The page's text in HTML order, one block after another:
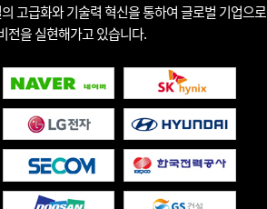
고급화와 기술력 혁신을 통하여 글로벌 기업으로
전을 실현해가고 있습니다.